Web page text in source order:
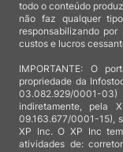
todo o conteúdo
não faz qualquer
responsabilizando por
custos e lucros
IMPORTANTE: O
propriedade da
03.082.929/0001-
indiretamente, pela
09.163.677/0001-15),
XP Inc. O XP Inc
atividades de: